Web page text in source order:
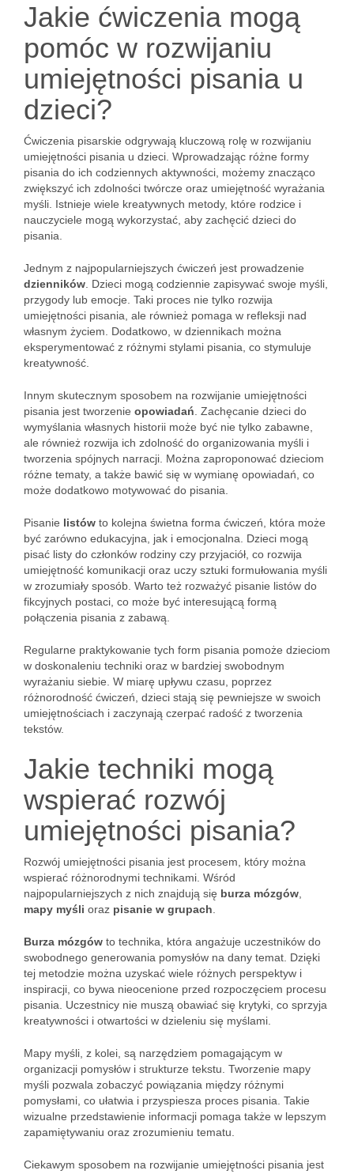
Jakie ćwiczenia mogą
pomóc w rozwijaniu
umiejętności pisania u
dzieci?
Ćwiczenia pisarskie odgrywają kluczową rolę w rozwijaniu
umiejętności pisania u dzieci. Wprowadzając różne formy
pisania do ich codziennych aktywności, możemy znacząco
zwiększyć ich zdolności twórcze oraz umiejętność wyrażania
myśli. Istnieje wiele kreatywnych metody, które rodzice i
nauczyciele mogą wykorzystać, aby zachęcić dzieci do
pisania.
Jednym z najpopularniejszych ćwiczeń jest prowadzenie
dzienników . Dzieci mogą codziennie zapisywać swoje myśli,
przygody lub emocje. Taki proces nie tylko rozwija
umiejętności pisania, ale również pomaga w refleksji nad
własnym życiem. Dodatkowo, w dziennikach można
eksperymentować z różnymi stylami pisania, co stymuluje
kreatywność.
Innym skutecznym sposobem na rozwijanie umiejętności
pisania jest tworzenie opowiadań . Zachęcanie dzieci do
wymyślania własnych historii może być nie tylko zabawne,
ale również rozwija ich zdolność do organizowania myśli i
tworzenia spójnych narracji. Można zaproponować dzieciom
różne tematy, a także bawić się w wymianę opowiadań, co
może dodatkowo motywować do pisania.
Pisanie listów to kolejna świetna forma ćwiczeń, która może
być zarówno edukacyjna, jak i emocjonalna. Dzieci mogą
pisać listy do członków rodziny czy przyjaciół, co rozwija
umiejętność komunikacji oraz uczy sztuki formułowania myśli
w zrozumiały sposób. Warto też rozważyć pisanie listów do
fikcyjnych postaci, co może być interesującą formą
połączenia pisania z zabawą.
Regularne praktykowanie tych form pisania pomoże dzieciom
w doskonaleniu techniki oraz w bardziej swobodnym
wyrażaniu siebie. W miarę upływu czasu, poprzez
różnorodność ćwiczeń, dzieci stają się pewniejsze w swoich
umiejętnościach i zaczynają czerpać radość z tworzenia
tekstów.
Jakie techniki mogą
wspierać rozwój
umiejętności pisania?
Rozwój umiejętności pisania jest procesem, który można
wspierać różnorodnymi technikami. Wśród
najpopularniejszych z nich znajdują się burza mózgów
mapy myśli oraz pisanie w grupach
Burza mózgów to technika, która angażuje uczestników do
swobodnego generowania pomysłów na dany temat. Dzięki
tej metodzie można uzyskać wiele różnych perspektyw i
inspiracji, co bywa nieocenione przed rozpoczęciem procesu
pisania. Uczestnicy nie muszą obawiać się krytyki, co sprzyja
kreatywności i otwartości w dzieleniu się myślami.
Mapy myśli, z kolei, są narzędziem pomagającym w
organizacji pomysłów i strukturze tekstu. Tworzenie mapy
myśli pozwala zobaczyć powiązania między różnymi
pomysłami, co ułatwia i przyspiesza proces pisania. Takie
wizualne przedstawienie informacji pomaga także w lepszym
zapamiętywaniu oraz zrozumieniu tematu.
Ciekawym sposobem na rozwijanie umiejętności pisania jest